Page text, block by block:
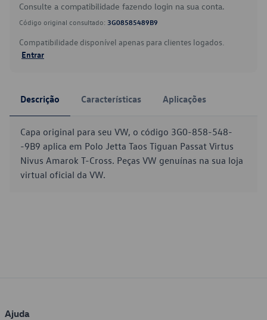
Consulte a compatibilidade fazendo login na sua conta.
Código original consultado: 3G08585489B9
Compatibilidade disponível apenas para clientes logados.
Entrar
Descrição Características Aplicações
Capa original para seu VW, o código 3G0-858-548-
-9B9 aplica em Polo Jetta Taos Tiguan Passat Virtus
Nivus Amarok T-Cross. Peças VW genuínas na sua loja
virtual oficial da VW.
Ajuda